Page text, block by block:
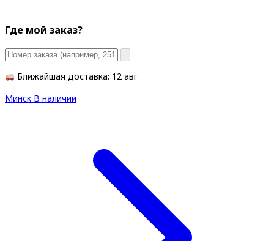
Где мой заказ?
Ближайшая доставка: 12 авг
Минск В наличии